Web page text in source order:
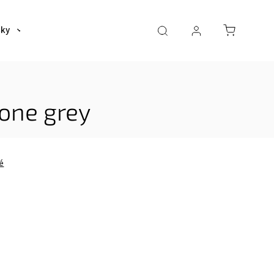
Dáždniky a poncha Pre deti
grey